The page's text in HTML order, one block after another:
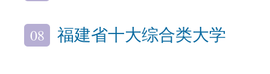
08 福建省十大综合类大学